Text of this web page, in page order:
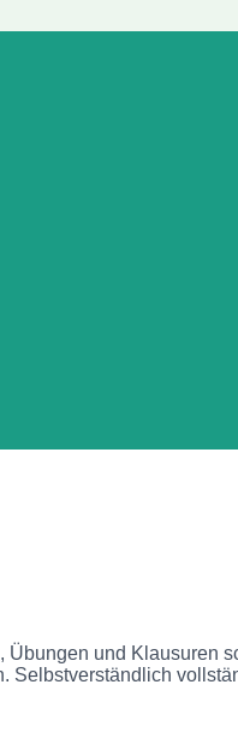
Übungen und Klausuren
Selbstverständlich